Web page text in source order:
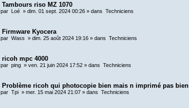
Tambours riso MZ 1070
par Loé »dim. 01 sept. 2024 00:26 » dans Techniciens
Firmware Kyocera
par Wass »dim. 25 août 2024 19:16 » dans Techniciens
ricoh mpc 4000
par ping »ven. 21 juin 2024 17:52 » dans Techniciens
Problème ricoh qui photocopie bien mais n imprimé pas bien
par Tpi »mer. 15 mai 2024 21:07 » dans Techniciens